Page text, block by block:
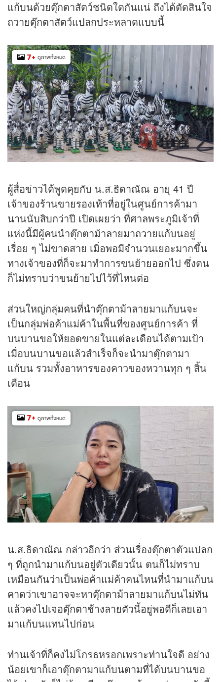
แก้บนด้วยตุ๊กตาสัตว์ชนิดใดกันแน่ ถึงได้ตัดสินใจ
ถวายตุ๊กตาสัตว์แปลกประหลาดแบบนี้
7+ ดูภาพทั้งหมด
ผู้สื่อข่าวได้พูดคุยกับ น.ส.ธิดาณัณ อายุ 41 ปี
เจ้าของร้านขายรองเท้าที่อยู่ในศูนย์การค้ามา
นานนับสิบกว่าปี เปิดเผยว่า ที่ศาลพระภูมิเจ้าที่
แห่งนี้มีผู้คนนำตุ๊กตาม้าลายมาถวายแก้บนอยู่
เรื่อย ๆ ไม่ขาดสาย เมิ่อพอมีจำนวนเยอะมากขึ้น
ทางเจ้าของที่ก็จะมาทำการขนย้ายออกไป ซึ่งตน
ก็ไม่ทราบว่าขนย้ายไปไว้ที่ไหนต่อ
ส่วนใหญ่กลุ่มคนที่นำตุ๊กตาม้าลายมาแก้บนจะ
เป็นกลุ่มพ่อค้าแม่ค้าในพื้นที่ของศูนย์การค้า ที่
บนบานขอให้ยอดขายในแต่ละเดือนได้ตามเป้า
เมื่อบนบานขอแล้วสำเร็จก็จะนำมาตุ๊กตามา
แก้บน รวมทั้งอาหารของคาวของหวานทุก ๆ สิ้น
เดือน
7+ ดูภาพทั้งหมด
น.ส.ธิดาณัณ กล่าวอีกว่า ส่วนเรื่องตุ๊กตาตัวแปลก
ๆ ที่ถูกนำมาแก้บนอยู่ตัวเดียวนั้น ตนก็ไม่ทราบ
เหมือนกันว่าเป็นพ่อค้าแม่ค้าคนไหนที่นำมาแก้บน
คาดว่าเขาอาจจะหาตุ๊กตาม้าลายมาแก้บนไม่ทัน
แล้วคงไปเจอตุ๊กตาช้างลายตัวนี้อยู่พอดีก็เลยเอา
มาแก้บนแทนไปก่อน
ท่านเจ้าที่ก็คงไม่โกรธหรอกเพราะท่านใจดี อย่าง
น้อยเขาก็เอาตุ๊กตามาแก้บนตามที่ได้บนบานขอ